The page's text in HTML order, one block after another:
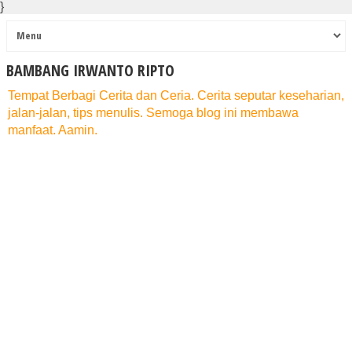
}
BAMBANG IRWANTO RIPTO
Tempat Berbagi Cerita dan Ceria. Cerita seputar keseharian,
jalan-jalan, tips menulis. Semoga blog ini membawa
manfaat. Aamin.